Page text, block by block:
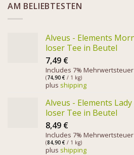
AM BELIEBTESTEN
Alveus - Elements
loser Tee in Beutel
7,49 €
Includes 7% Mehrwertsteuer
(74,90 € / 1 kg)
plus shipping
Alveus - Elements
loser Tee in Beutel
8,49 €
Includes 7% Mehrwertsteuer
(84,90 € / 1 kg)
plus shipping